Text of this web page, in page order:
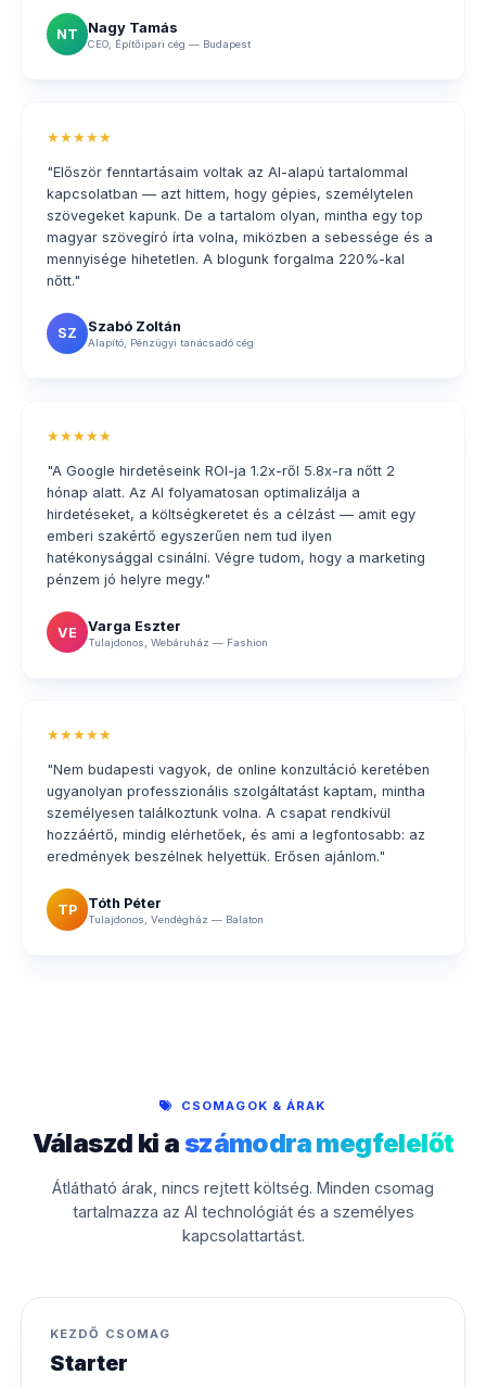
NT Nagy Tamás
CEO, Építőipari cég — Budapest
★★★★★
"Először fenntartásaim voltak az AI-alapú tartalommal
kapcsolatban — azt hittem, hogy gépies, személytelen
szövegeket kapunk. De a tartalom olyan, mintha egy top
magyar szövegíró írta volna, miközben a sebessége és a
mennyisége hihetetlen. A blogunk forgalma 220%-kal
nőtt."
SZ Szabó Zoltán
Alapító, Pénzügyi tanácsadó cég
★★★★★
"A Google hirdetéseink ROI-ja 1.2x-ről 5.8x-ra nőtt 2
hónap alatt. Az AI folyamatosan optimalizálja a
hirdetéseket, a költségkeretet és a célzást — amit egy
emberi szakértő egyszerűen nem tud ilyen
hatékonysággal csinálni. Végre tudom, hogy a marketing
pénzem jó helyre megy."
VE Varga Eszter
Tulajdonos, Webáruház — Fashion
★★★★★
"Nem budapesti vagyok, de online konzultáció keretében
ugyanolyan professzionális szolgáltatást kaptam, mintha
személyesen találkoztunk volna. A csapat rendkívül
hozzáértő, mindig elérhetőek, és ami a legfontosabb: az
eredmények beszélnek helyettük. Erősen ajánlom."
TP Tóth Péter
Tulajdonos, Vendégház — Balaton
CSOMAGOK & ÁRAK
Válaszd ki a számodra megfelelőt
Átlátható árak, nincs rejtett költség. Minden csomag
tartalmazza az AI technológiát és a személyes
kapcsolattartást.
KEZDŐ CSOMAG
Starter